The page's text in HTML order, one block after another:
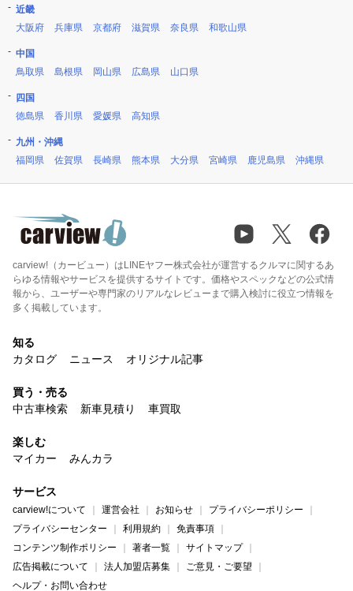
近畿
大阪府
兵庫県 京都府 滋賀県 奈良県 和歌山県
中国
鳥取県
島根県 岡山県 広島県 山口県
四国
徳島県
香川県 愛媛県 高知県
九州・沖縄
福岡県
佐賀県 長崎県 熊本県 大分県 宮崎県 鹿児島県 沖縄県
carview!（カービュー）はLINEヤフー株式会社が運営するクルマに関するあ
らゆる情報やサービスを提供するサイトです。価格やスペックなどの公式情
報から、ユーザーや専門家のリアルなレビューまで購入検討に役立つ情報を
多く掲載しています。
知る
カタログ
ニュース オリジナル記事
買う・売る
中古車検索
新車見積り 車買取
楽しむ
マイカー
みんカラ
サービス
carview!について 運営会社 お知らせ
プライバシーポリシー
プライバシーセンター
利用規約
免責事項
コンテンツ制作ポリシー
著者一覧
サイトマップ
広告掲載について
法人加盟店募集
ご意見・ご要望
ヘルプ・お問い合わせ